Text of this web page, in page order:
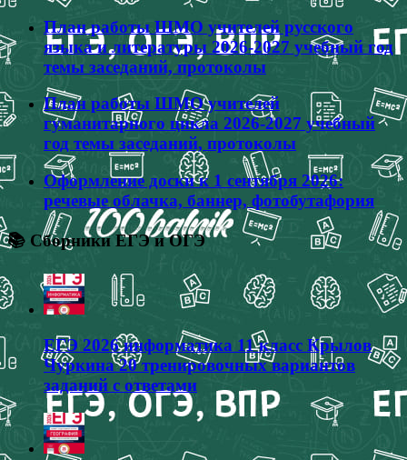
План работы ШМО учителей русского
языка и литературы 2026-2027 учебный год
темы заседаний, протоколы
План работы ШМО учителей
гуманитарного цикла 2026-2027 учебный
год темы заседаний, протоколы
Оформление доски к 1 сентября 2026:
речевые облачка, баннер, фотобутафория
📚 Сборники ЕГЭ и ОГЭ
ЕГЭ 2026 информатика 11 класс Крылов
Чуркина 20 тренировочных вариантов
заданий с ответами